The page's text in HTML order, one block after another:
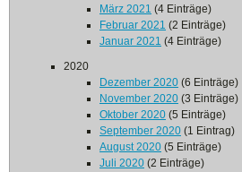
März 2021 (4 Einträge)
Februar 2021 (2 Einträge)
Januar 2021 (4 Einträge)
2020
Dezember 2020 (6 Einträge)
November 2020 (3 Einträge)
Oktober 2020 (5 Einträge)
September 2020 (1 Eintrag)
August 2020 (5 Einträge)
Juli 2020 (2 Einträge)